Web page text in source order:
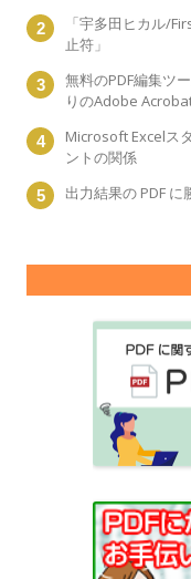
「宇多田ヒカル/
止符」
無料のPDF編集ツ
りのAdobe
Microsoft Excelス
ントの関係
出力結果の PDF